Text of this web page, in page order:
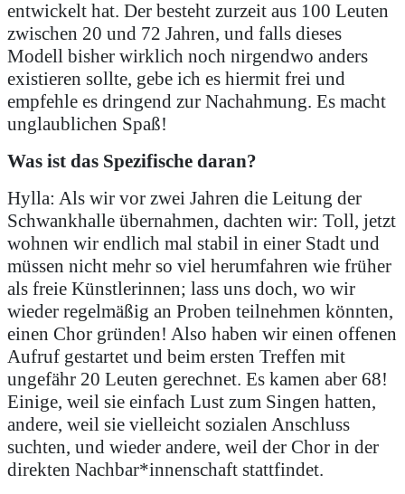
entwickelt hat. Der besteht zurzeit aus 100 Leuten
zwischen 20 und 72 Jahren, und falls dieses
Modell bisher wirklich noch nirgendwo anders
existieren sollte, gebe ich es hiermit frei und
empfehle es dringend zur Nachahmung. Es macht
unglaublichen Spaß!
Was ist das Spezifische daran?
Hylla: Als wir vor zwei Jahren die Leitung der
Schwankhalle übernahmen, dachten wir: Toll, jetzt
wohnen wir endlich mal stabil in einer Stadt und
müssen nicht mehr so viel herumfahren wie früher
als freie Künstlerinnen; lass uns doch, wo wir
wieder regelmäßig an Proben teilnehmen könnten,
einen Chor gründen! Also haben wir einen offenen
Aufruf gestartet und beim ersten Treffen mit
ungefähr 20 Leuten gerechnet. Es kamen aber 68!
Einige, weil sie einfach Lust zum Singen hatten,
andere, weil sie vielleicht sozialen Anschluss
suchten, und wieder andere, weil der Chor in der
direkten Nachbar*innenschaft stattfindet.